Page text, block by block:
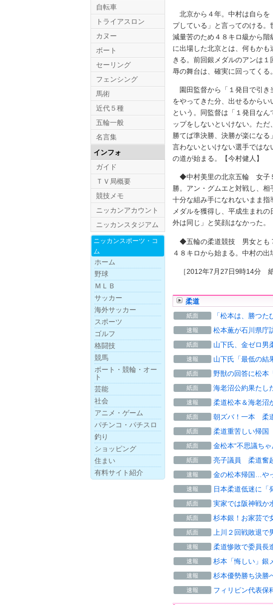
北京から４年。中村は自らを
プしている」と言ってのける。
減量苦のため４８キロ級から
に出場した北京とは、何もか
きる。前回銀メダルのアンは
辱の舞台は、確実に回ってくる。
園田監督から「１発目で引き
をやってきた分、出せるから
という。同監督は「１発目な
ップをしないといけない。た
勝てば準決勝、決勝が楽にな
言わないといけない選手では
の道が始まる。【今村健人】
◆中村美里の北京五輪 女子
勝。アン・グムエと対戦し、
十分な組み手になれないまま
メダルを獲得し、平成生まれ
外は同じ」と笑顔はなかった。
◆五輪の柔道競技 男女とも
４８キロから始まる。中村の出
［2012年7月27日9時14分 紙
柔道
紙面 「松本は、勝つた
速報 松本薫が石川県庁
紙面 山下氏、金ゼロ男
速報 山下氏「最低の結
紙面 野獣の回答に松本
紙面 海老沼公約果た
速報 柔道松本＆海老沼
紙面 朝ズバ！一本 柔
紙面 柔道重苦しい帰
紙面 金松本“不思議ち
紙面 亮子議員 柔道奮
速報 金の松本帰国…や
速報 日本柔道低迷に「
紙面 実家では阪神戦か
紙面 杉本銀！お家芸で
紙面 上川２回戦敗退で
速報 柔道惨敗で委員長
速報 杉本「悔しい」銀
速報 杉本優勢勝ち決勝
速報 フィリピン代表保
自転車
トライアスロン
カヌー
ボート
セーリング
フェンシング
馬術
近代５種
五輪一般
名言集
インフォ
ガイド
ＴＶ局概要
競技メモ
ニッカンアカウント
ニッカンスタジアム
ニッカンスポーツ・ コ
ム
ホーム
野球
ＭＬＢ
サッカー
海外サッカー
スポーツ
ゴルフ
格闘技
競馬
ボー ト・ 競輪・ オー
ト
芸能
社会
アニメ・ゲーム
パチンコ・パチスロ
釣り
ショッピング
住まい
有料サイト紹介